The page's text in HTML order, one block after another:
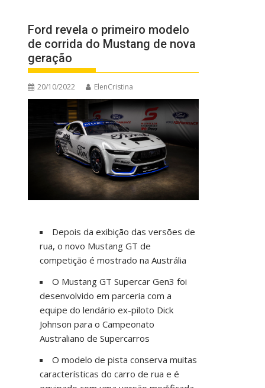
Ford revela o primeiro modelo
de corrida do Mustang de nova
geração
20/10/2022 ElenCristina
Depois da exibição das versões de
rua, o novo Mustang GT de
competição é mostrado na Austrália
O Mustang GT Supercar Gen3 foi
desenvolvido em parceria com a
equipe do lendário ex-piloto Dick
Johnson para o Campeonato
Australiano de Supercarros
O modelo de pista conserva muitas
características do carro de rua e é